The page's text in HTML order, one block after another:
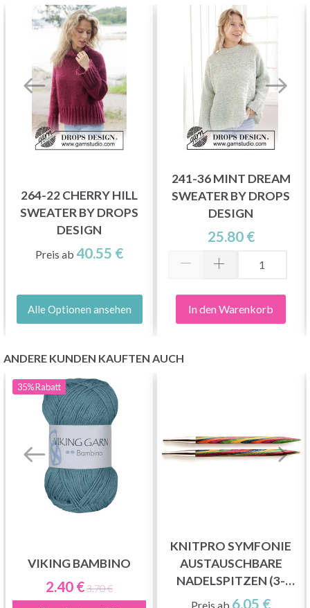
264-22 CHERRY HILL
SWEATER BY DROPS
DESIGN
Preis ab 40.55 €
Alle Optionen ansehen
241-36 MINT DREAM
SWEATER BY DROPS
DESIGN
25.80 €
In den Warenkorb
ANDERE KUNDEN KAUFTEN AUCH
35%Rabatt
VIKING BAMBINO
2.40 €3.70 €
KNITPRO SYMFONIE
AUSTAUSCHBARE
NADELSPITZEN (3-
15.00MM)
Preis ab 6.05 €